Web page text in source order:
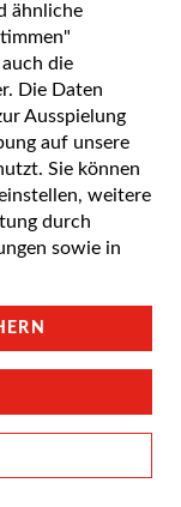
Versandkosten. Die
5-7 Werktage
ähnliche
die
Die Daten
Ausspielung
auf unsere
Sie können
weitere
durch
sowie in